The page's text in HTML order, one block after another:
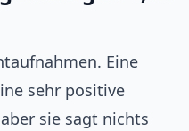
Eine
sehr positive
sie sagt nichts